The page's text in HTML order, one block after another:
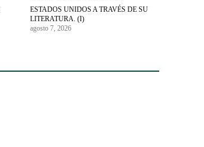
ESTADOS UNIDOS A TRAVÉS DE SU
LITERATURA. (I)
agosto 7, 2026